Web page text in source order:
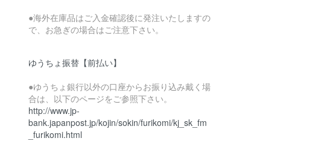
●海外在庫品はご入金確認後に発注いたしますの
で、お急ぎの場合はご注意下さい。
ゆうちょ振替【前払い】
●ゆうちょ銀行以外の口座からお振り込み戴く場
合は、以下のページをご参照下さい。
http://www.jp-
bank.japanpost.jp/kojin/sokin/furikomi/kj_sk_fm
_furikomi.html